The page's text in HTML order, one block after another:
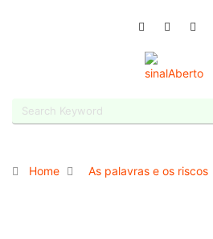
Home As palavras e os riscos